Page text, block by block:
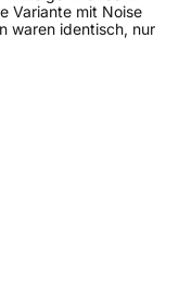
Variante mit Noise
waren identisch, nur